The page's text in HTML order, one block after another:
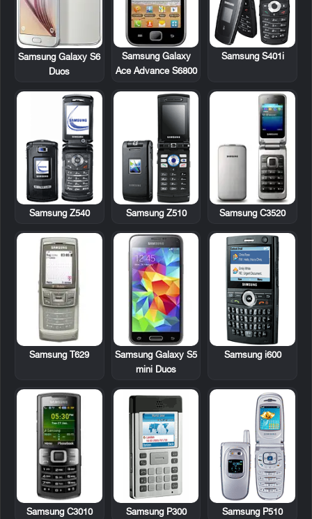
Samsung S401i
Samsung Galaxy
Ace Advance S6800
Samsung Galaxy S6
Duos
Samsung C3520
Samsung Z510
Samsung Z540
Samsung i600
Samsung Galaxy S5
mini Duos
Samsung T629
Samsung P510
Samsung P300
Samsung C3010